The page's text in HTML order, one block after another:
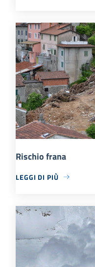
Rischio frana
LEGGI DI PIÙ